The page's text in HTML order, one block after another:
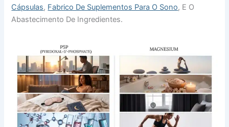
Cápsulas, Fabrico De Suplementos Para O Sono, E O
Abastecimento De Ingredientes.